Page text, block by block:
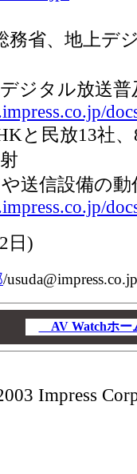
務省、地上デ
ジタル放送
と民放13社
送信設備の
日)
/usuda@impress.co.jp
AV Watchホ
Impress